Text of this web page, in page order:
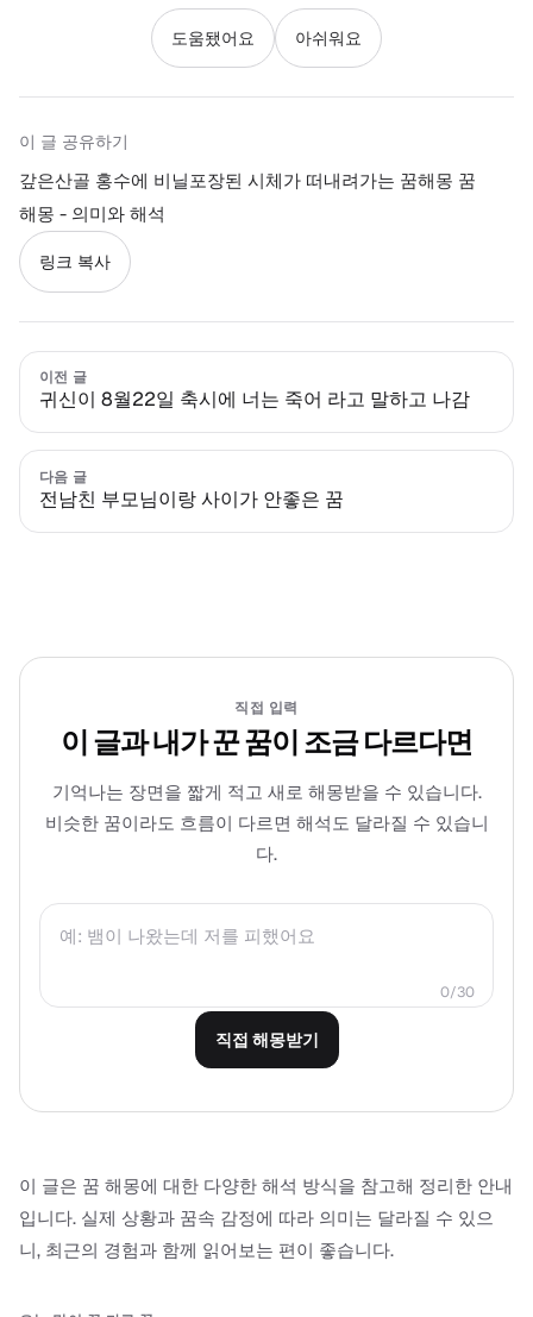
도움됐어요 아쉬워요
이 글 공유하기
갚은산골 홍수에 비닐포장된 시체가 떠내려가는 꿈해몽 꿈
해몽 - 의미와 해석
링크 복사
이전 글
귀신이 8월22일 축시에 너는 죽어 라고 말하고 나감
다음 글
전남친 부모님이랑 사이가 안좋은 꿈
직접 입력
이 글과 내가 꾼 꿈이 조금 다르다면
기억나는 장면을 짧게 적고 새로 해몽받을 수 있습니다.
비슷한 꿈이라도 흐름이 다르면 해석도 달라질 수 있습니
다.
0/30
직접 해몽받기
이 글은 꿈 해몽에 대한 다양한 해석 방식을 참고해 정리한 안내
입니다. 실제 상황과 꿈속 감정에 따라 의미는 달라질 수 있으
니, 최근의 경험과 함께 읽어보는 편이 좋습니다.